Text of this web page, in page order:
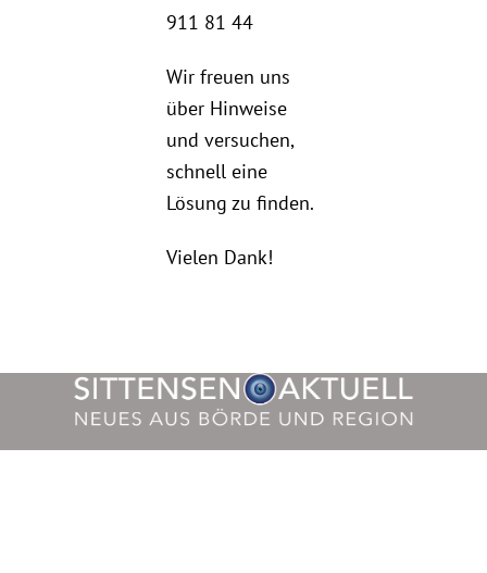
911 81 44
Wir freuen uns
über Hinweise
und versuchen,
schnell eine
Lösung zu finden.
Vielen Dank!